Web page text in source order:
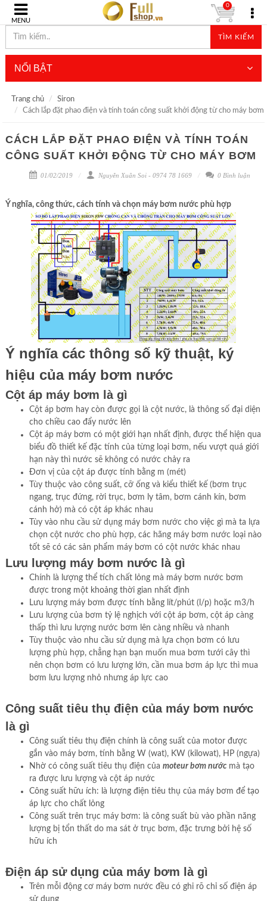
MENU
TÌM KIẾM
0
NỔI BẬT
Trang chủ
Siron
Cách lắp đặt phao điện và tính toán công suất khởi động từ cho máy bơm
CÁCH LẮP ĐẶT PHAO ĐIỆN VÀ TÍNH TOÁN
CÔNG SUẤT KHỞI ĐỘNG TỪ CHO MÁY BƠM
01/02/2019 Nguyễn Xuân Soi - 0974 78 1669 0 Bình luận
Ý nghĩa, công thức, cách tính và chọn máy bơm nước phù hợp
Ý nghĩa các thông số kỹ thuật, ký
hiệu của máy bơm nước
Cột áp máy bơm là gì
Cột áp bơm hay còn được gọi là cột nước, là thông số đại diện
cho chiều cao đẩy nước lên
Cột áp máy bơm có một giới hạn nhất định, được thể hiện qua
biểu đồ thiết kế đặc tính của từng loại bơm, nếu vượt quá giới
hạn này thì nước sẽ không có nước chảy ra
Đơn vị của cột áp được tính bằng m (mét)
Tùy thuộc vào công suất, cỡ ống và kiểu thiết kế (bơm trục
ngang, trục đứng, rời trục, bơm ly tâm, bơm cánh kín, bơm
cánh hở) mà có cột áp khác nhau
Tùy vào nhu cầu sử dụng máy bơm nước cho việc gì mà ta lựa
chọn cột nước cho phù hợp, các hãng máy bơm nước loại nào
tốt sẽ có các sản phẩm máy bơm có cột nước khác nhau
Lưu lượng máy bơm nước là gì
Chính là lượng thể tích chất lỏng mà máy bơm nước bơm
được trong một khoảng thời gian nhất định
Lưu lượng máy bơm được tính bằng lít/phút (l/p) hoặc m3/h
Lưu lượng của bơm tỷ lệ nghịch với cột áp bơm, cột áp càng
thấp thì lưu lượng nước bơm lên càng nhiều và nhanh
Tùy thuộc vào nhu cầu sử dụng mà lựa chọn bơm có lưu
lượng phù hợp, chẳng hạn bạn muốn mua bơm tưới cây thì
nên chọn bơm có lưu lượng lớn, cần mua bơm áp lực thì mua
bơm lưu lượng nhỏ nhưng áp lực cao
Công suất tiêu thụ điện của máy bơm nước
là gì
Công suất tiêu thụ điện chính là công suất của motor được
gắn vào máy bơm, tính bằng W (wat), KW (kilowat), HP (ngựa)
Nhờ có công suất tiêu thụ điện của moteur bơm nướcmà tạo
ra được lưu lượng và cột áp nước
Công suất hữu ích: là lượng điện tiêu thụ của máy bơm để tạo
áp lực cho chất lỏng
Công suất trên trục máy bơm: là công suất bù vào phần năng
lượng bị tổn thất do ma sát ở trục bơm, đặc trưng bởi hệ số
hữu ích
Điện áp sử dụng của máy bơm là gì
Trên mỗi động cơ máy bơm nước đều có ghi rõ chỉ số điện áp
sử dụng